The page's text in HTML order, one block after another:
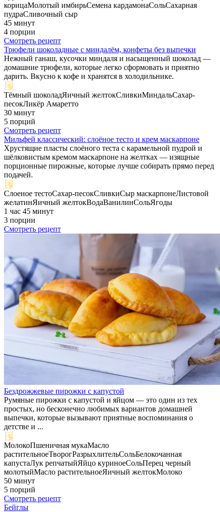
корицаМолотый имбирьСемена кардамонаСольСахарная
пудраСливочный сыр
45 минут
4 порции
Смотреть рецепт
Трюфели шоколадные с миндалём, конфеты без выпечки
Нежный ганаш, кусочки миндаля и насыщенный шоколад —
домашние трюфели, которые легко сформовать и приятно
дарить. Вкусно к кофе и хранятся в холодильнике.
Тёмный шоколадЯичный желтокСливкиМиндальСахар-
песокЛикёр Амаретто
30 минут
5 порций
Смотреть рецепт
Мильфей классический: слоёное тесто и крем маскарпоне
Хрустящие пласты слоёного теста с карамельной пудрой и
шёлковистым кремом маскарпоне на желтках — изящные
порционные пирожные, которые лучше собирать прямо перед
подачей.
Слоеное тестоСахар-песокСливкиСыр маскарпонеЛистовой
желатинЯичный желтокВодаВанилинСольЯгоды
1 час 45 минут
3 порции
Смотреть рецепт
Бездрожжевые пирожки с капустой
Румяные пирожки с капустой и яйцом — это один из тех
простых, но бесконечно любимых вариантов домашней
выпечки, которые вызывают приятные воспоминания о
детстве и ...
МолокоПшеничная мукаМасло
растительноеТворогРазрыхлительСольБелокочанная
капустаЛук репчатыйЯйцо куриноеСольПерец черный
молотыйМасло растительноеЯичный желтокМолоко
50 минут
5 порций
Смотреть рецепт
Бейглы